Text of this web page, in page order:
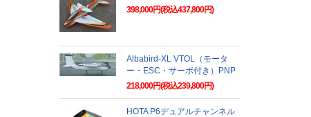
398,000円(税込437,800円)
Albabird-XL VTOL（モータ
ー・ESC・サーボ付き）PNP
218,000円(税込239,800円)
HOTA P6デュアルチャンネル